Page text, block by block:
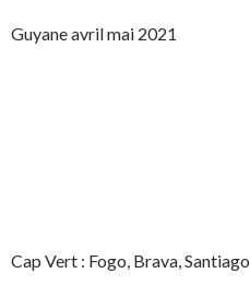
Guyane avril mai 2021
Cap Vert : Fogo, Brava, Santiago